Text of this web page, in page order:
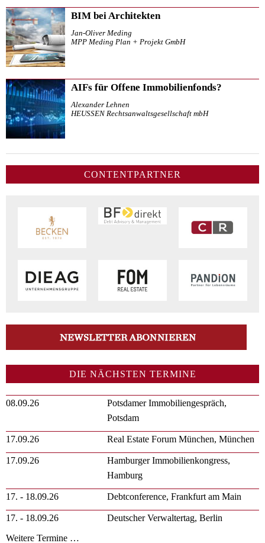
BIM bei Architekten
Jan-Oliver Meding
MPP Meding Plan + Projekt GmbH
AIFs für Offene Immobilienfonds?
Alexander Lehnen
HEUSSEN Rechtsanwaltsgesellschaft mbH
CONTENTPARTNER
DIE NÄCHSTEN TERMINE
08.09.26
Potsdamer Immobiliengespräch,
Potsdam
17.09.26 Real Estate Forum München, München
17.09.26
Hamburger Immobilienkongress,
Hamburg
17. - 18.09.26 Debtconference, Frankfurt am Main
17. - 18.09.26
Deutscher Verwaltertag, Berlin
Weitere Termine …